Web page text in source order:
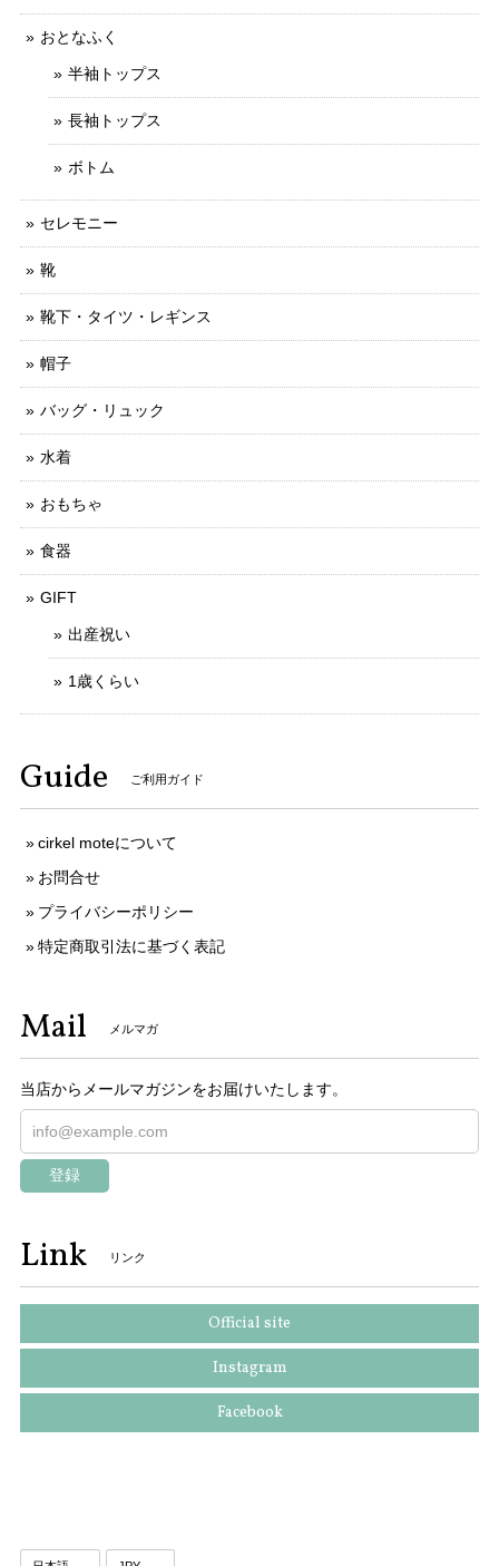
おとなふく
半袖トップス
長袖トップス
ボトム
セレモニー
靴
靴下・タイツ・レギンス
帽子
バッグ・リュック
水着
おもちゃ
食器
GIFT
出産祝い
1歳くらい
Guide ご利用ガイド
cirkel moteについて
お問合せ
プライバシーポリシー
特定商取引法に基づく表記
Mail メルマガ
当店からメールマガジンをお届けいたします。
登録
Link リンク
Official site
Instagram
Facebook